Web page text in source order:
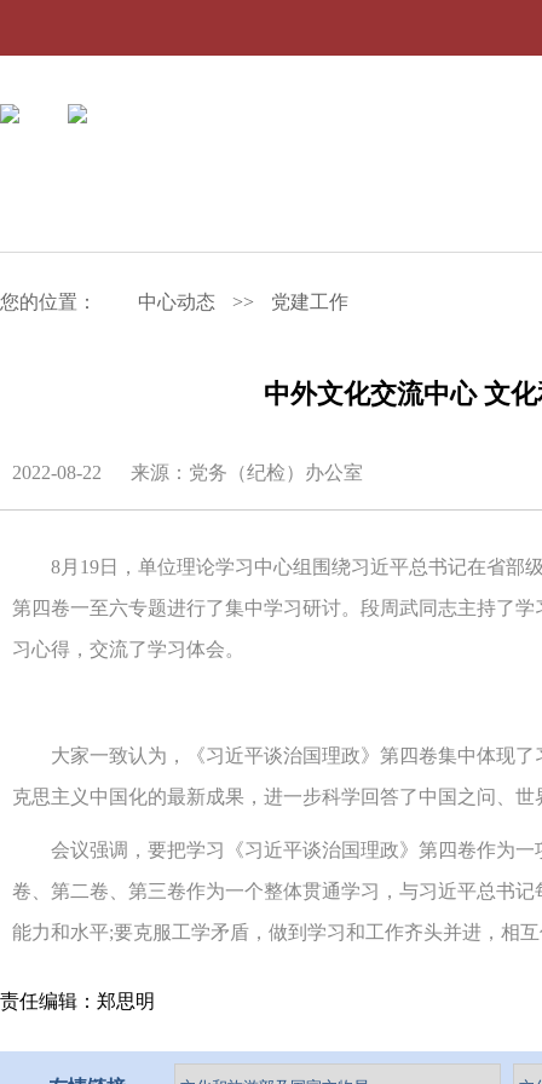
您的位置： 中心动态 >> 党建工作
中外文化交流中心 文
2022-08-22 来源：党务（纪检）办公室
8月19日，单位理论学习中心组围绕习近平总书记在省部级
第四卷一至六专题进行了集中学习研讨。段周武同志主持了
习心得，交流了学习体会。
大家一致认为，《习近平谈治国理政》第四卷集中体现了
克思主义中国化的最新成果，进一步科学回答了中国之问、
会议强调，要把学习《习近平谈治国理政》第四卷作为一
卷、第二卷、第三卷作为一个整体贯通学习，与习近平总书
能力和水平;要克服工学矛盾，做到学习和工作齐头并进，相
责任编辑：郑思明